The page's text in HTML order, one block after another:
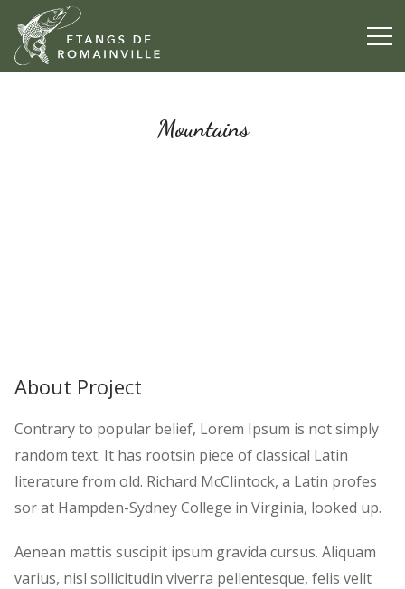
Mountains
About Project
Contrary to popular belief, Lorem Ipsum is not simply
random text. It has rootsin piece of classical Latin
literature from old. Richard McClintock, a Latin profes
sor at Hampden-Sydney College in Virginia, looked up.
Aenean mattis suscipit ipsum gravida cursus. Aliquam
varius, nisl sollicitudin viverra pellentesque, felis velit